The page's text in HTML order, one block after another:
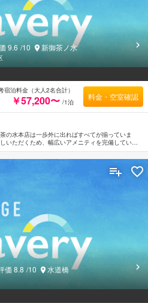
の水本店は一歩外に出ればすべてが揃っていま
いただくため、幅広いアメニティを完備していま
おもてなしの心を持って丁寧にご対応します。 客
設備が整えてあります。薄型TV, ワイヤレス インタ
煙ルーム, エアコンなどを備えた客室もあります。
内施設をご利用いただけます。 行き届いたサービ
9.6 /10 新御茶ノ水
宿泊料金（大人2名合計）
￥57,200〜 /1泊
料金・空室確認
価8.8 /10 水道橋